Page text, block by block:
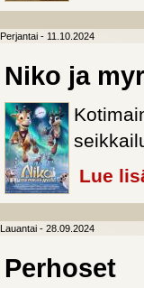
Perjantai - 11.10.2024
Niko ja
Lue
Lauantai - 28.09.2024
Perhoset